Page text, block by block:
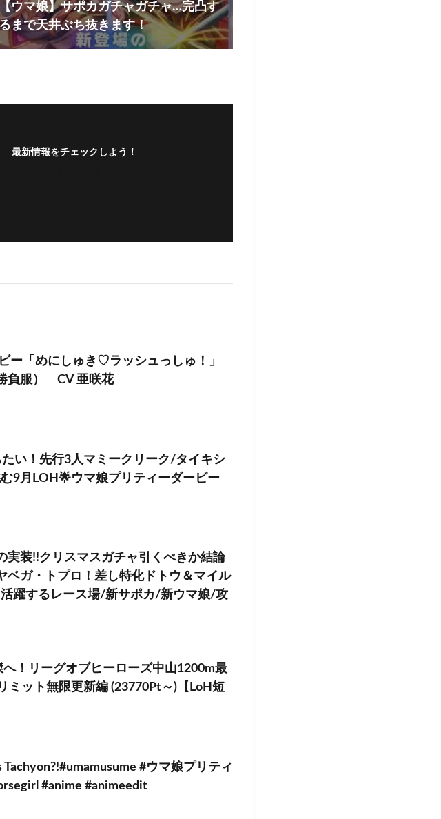
ウマ娘】サポカガチャガチャ…完凸す
まで天井ぶち抜きます！
最新情報をチェックしよう！
ー「めにしゅき♡ラッシュっしゅ！」
負服） CV 亜咲花
たい！先行3人マミークリーク/タイキシ
9月LOH🌟ウマ娘プリティーダービー
実装!!クリスマスガチャ引くべきか結論
ベガ・トプロ！差し特化ドトウ＆マイル
躍するレース場/新サポカ/新ウマ娘/攻
へ！リーグオブヒーローズ中山1200m最
ミット無限更新編 (23770Pt～)【LoH短
#ウマ娘プリティ
#anime #animeedit